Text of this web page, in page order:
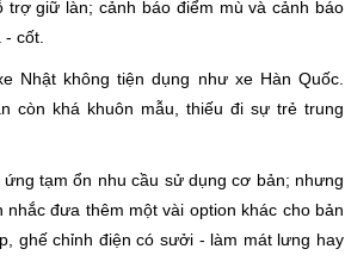
giữ làn; cảnh báo điểm mù và cảnh báo
- cốt.
Nhật không tiện dụng như xe Hàn Quốc.
còn khá khuôn mẫu, thiếu đi sự trẻ trung
tạm ổn nhu cầu sử dụng cơ bản; nhưng
đưa thêm một vài option khác cho bản
ghế chỉnh điện có sưởi - làm mát lưng hay